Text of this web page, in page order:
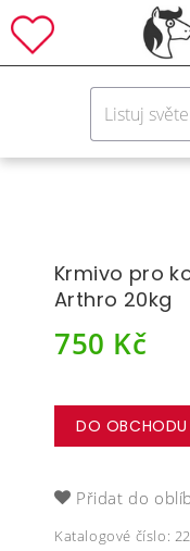
Krmivo pro
Arthro 20kg
750 Kč
DO
Přidat do
Katalogové číslo: